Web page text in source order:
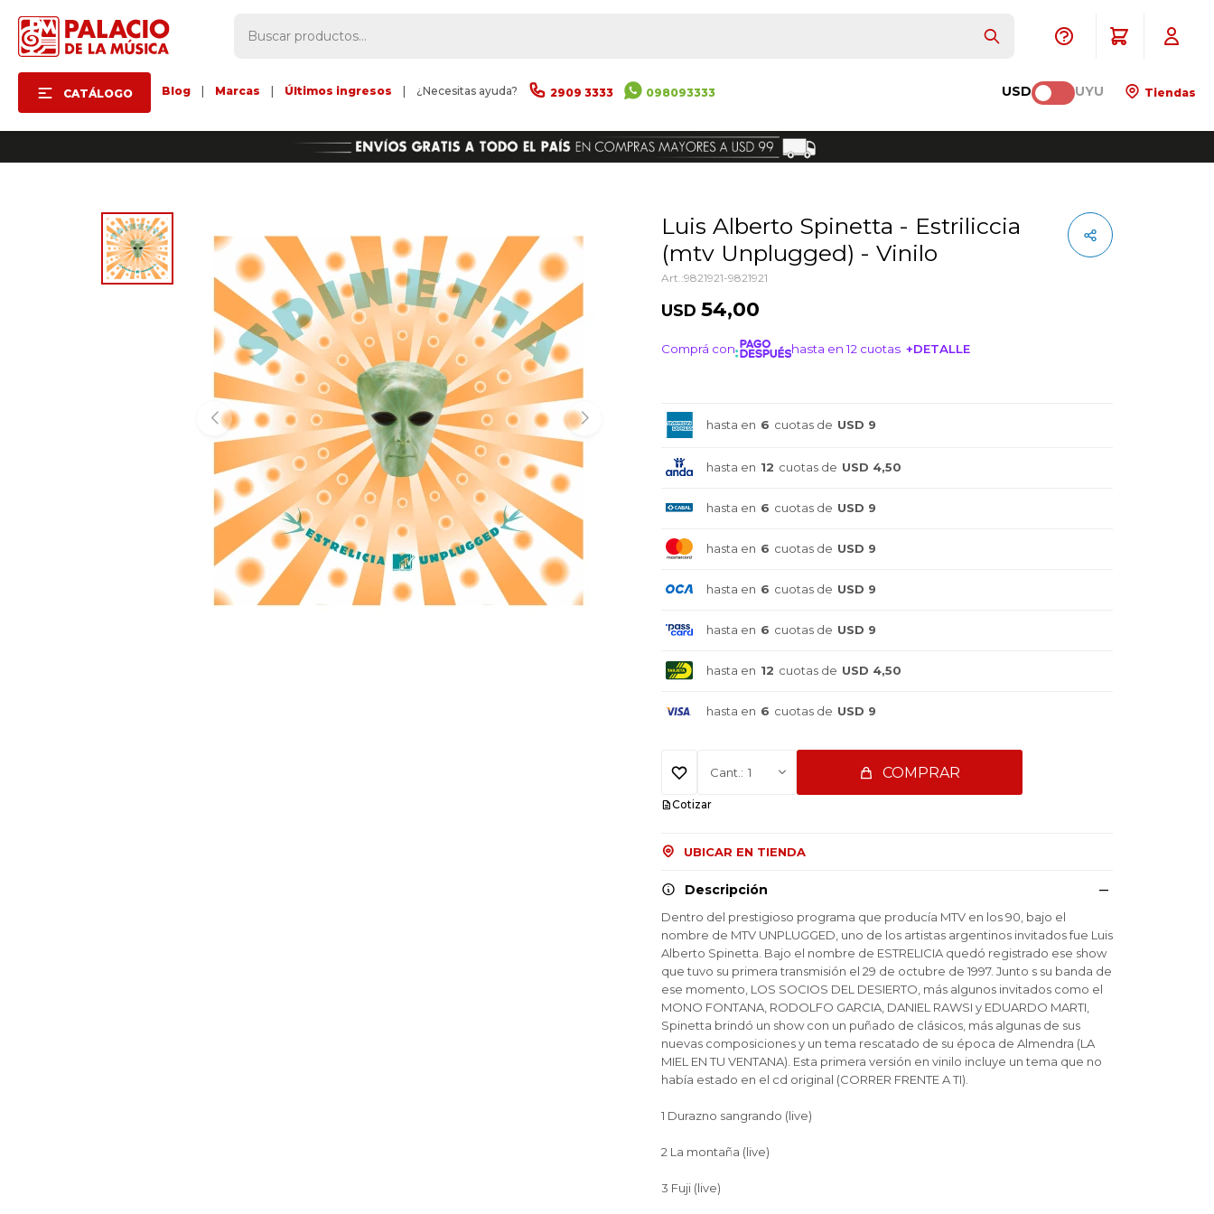
CATÁLOGO Blog Marcas Últimos ingresos ¿Necesitas ayuda? 2909 3333 098093333 USD UYU Tiendas
Luis Alberto Spinetta - Estriliccia
(mtv Unplugged) - Vinilo
9821921-9821921
USD 54,00
Comprá con hasta en 12 cuotas +DETALLE
hasta en 6 cuotas de USD 9
hasta en 12 cuotas de USD 4,50
hasta en 6 cuotas de USD 9
hasta en 6 cuotas de USD 9
hasta en 6 cuotas de USD 9
hasta en 6 cuotas de USD 9
hasta en 12 cuotas de USD 4,50
hasta en 6 cuotas de USD 9
1 COMPRAR
Cotizar
UBICAR EN TIENDA
Descripción
Dentro del prestigioso programa que producía MTV en los 90, bajo el
nombre de MTV UNPLUGGED, uno de los artistas argentinos invitados fue Luis
Alberto Spinetta. Bajo el nombre de ESTRELICIA quedó registrado ese show
que tuvo su primera transmisión el 29 de octubre de 1997. Junto s su banda de
ese momento, LOS SOCIOS DEL DESIERTO, más algunos invitados como el
MONO FONTANA, RODOLFO GARCIA, DANIEL RAWSI y EDUARDO MARTI,
Spinetta brindó un show con un puñado de clásicos, más algunas de sus
nuevas composiciones y un tema rescatado de su época de Almendra (LA
MIEL EN TU VENTANA). Esta primera versión en vinilo incluye un tema que no
había estado en el cd original (CORRER FRENTE A TI).
1 Durazno sangrando (live)
2 La montaña (live)
3 Fuji (live)
12 cuotas * ¡Solo con tu cédula!
12 cuotas * ¡Solo con tu cédula!
12 cuotas * ¡Solo con tu cédula!